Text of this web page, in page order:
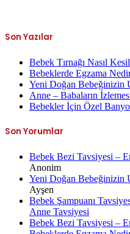
Son Yazılar
Bebek Tırnağı Nasıl
Bebeklerde Egzama
Yeni Doğan Bebeğinizin
Anne – Babaların
Bebekler İçin Özel
Son Yorumlar
Bebek Bezi Tavsiyesi –
Anonim
Yeni Doğan Bebeğinizin
Ayşen
Bebek Şampuanı
Anne Tavsiyesi
Bebek Bezi Tavsiyesi –